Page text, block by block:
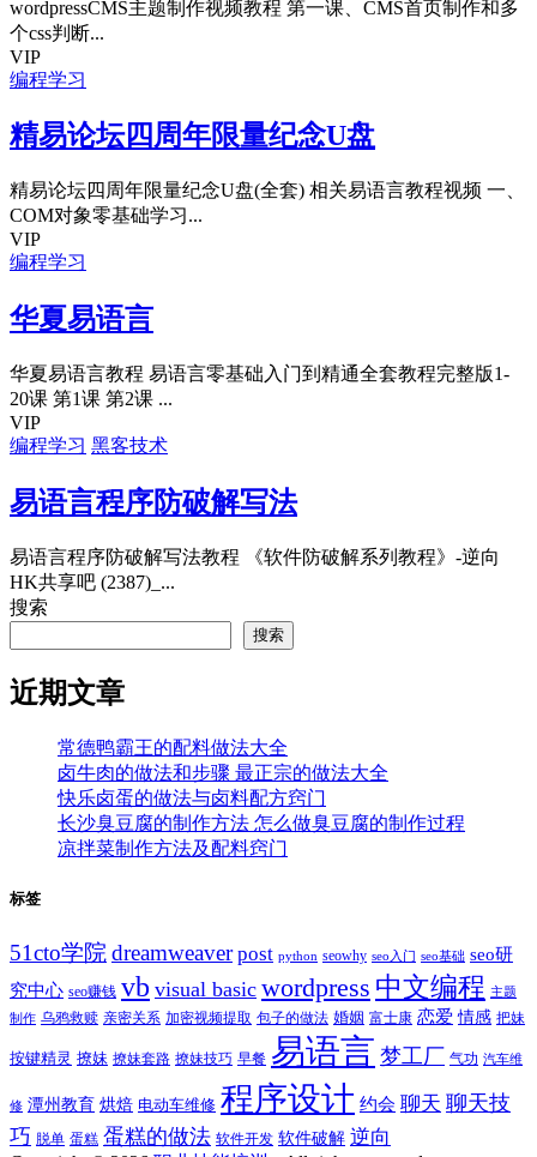
wordpressCMS主题制作视频教程 第一课、CMS首页制作和多
个css判断...
VIP
编程学习
精易论坛四周年限量纪念U盘
精易论坛四周年限量纪念U盘(全套) 相关易语言教程视频 一、
COM对象零基础学习...
VIP
编程学习
华夏易语言
华夏易语言教程 易语言零基础入门到精通全套教程完整版1-
20课 第1课 第2课 ...
VIP
编程学习 黑客技术
易语言程序防破解写法
易语言程序防破解写法教程 《软件防破解系列教程》-逆向
HK共享吧 (2387)_...
搜索
搜索
近期文章
常德鸭霸王的配料做法大全
卤牛肉的做法和步骤 最正宗的做法大全
快乐卤蛋的做法与卤料配方窍门
长沙臭豆腐的制作方法 怎么做臭豆腐的制作过程
凉拌菜制作方法及配料窍门
标签
51cto学院dreamweaver post python seowhy seo入门 seo基础 seo研
究中心 seo赚钱 vb visual basic wordpress 中文编程 主题
制作 乌鸦救赎 亲密关系 加密视频提取 包子的做法 婚姻 富士康 恋爱 情感 把妹
按键精灵 撩妹 撩妹套路 撩妹技巧 早餐 易语言 梦工厂 气功 汽车维
修 潭州教育 烘焙 电动车维修 程序设计 约会 聊天 聊天技
巧 脱单 蛋糕 蛋糕的做法 软件开发 软件破解 逆向